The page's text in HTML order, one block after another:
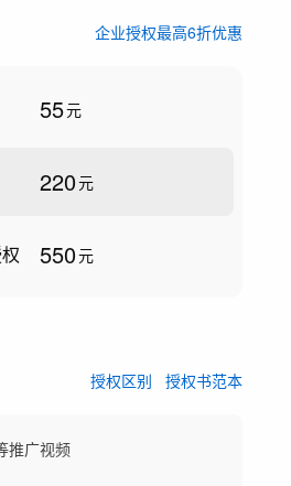
企业授权最高6折优惠
55元
220元
550元
授权区别 授权书范本
推广视频